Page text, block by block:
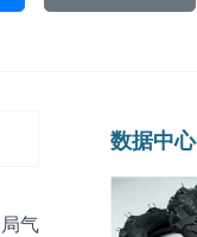
气
数据中心